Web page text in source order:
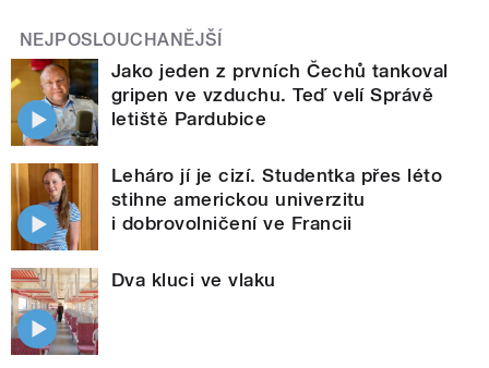
NEJPOSLOUCHANĚJŠÍ
Jako jeden z prvních Čechů tankoval
gripen ve vzduchu. Teď velí Správě
letiště Pardubice
Leháro jí je cizí. Studentka přes léto
stihne americkou univerzitu
i dobrovolničení ve Francii
Dva kluci ve vlaku